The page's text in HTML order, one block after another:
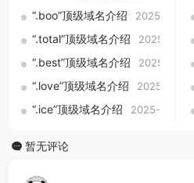
“.boo”顶级域名介绍 2025-09-01
“.total”顶级域名介绍 2025-09-
“.best”顶级域名介绍 2025-09-
“.love”顶级域名介绍 2025-09-01
“.ice”顶级域名介绍 2025-09-01
暂无评论